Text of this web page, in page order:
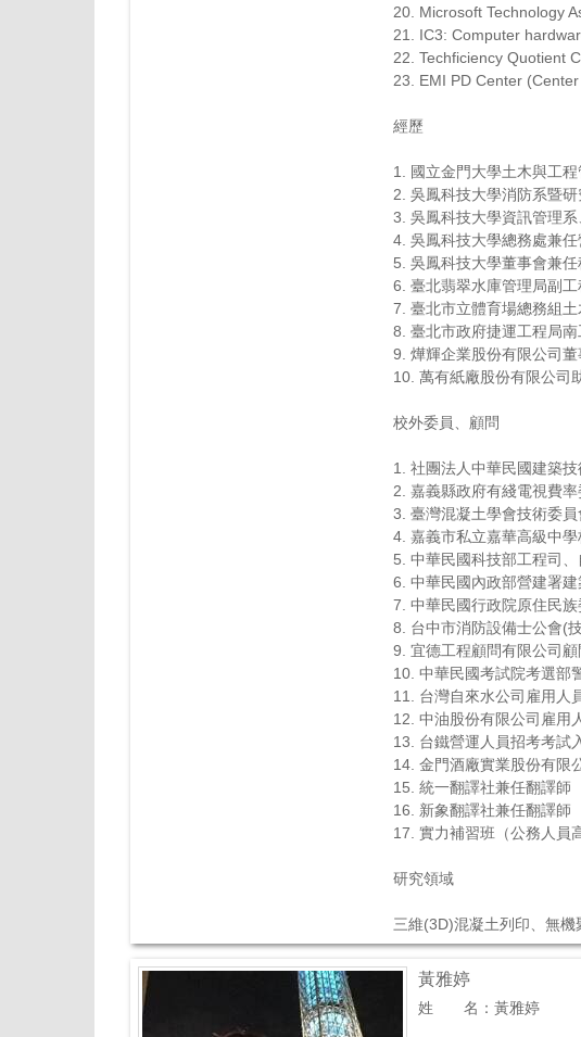
20. Microsoft Technology
21. IC3: Computer
22. Techficiency Quotient
23. EMI PD Center
經歷
1. 國立金門大學土木與工
2. 吳鳳科技大學消防系暨
3. 吳鳳科技大學資訊管理
4. 吳鳳科技大學總務處兼
5. 吳鳳科技大學董事會兼任
6. 臺北翡翠水庫管理局副工
7. 臺北市立體育場總務組
8. 臺北市政府捷運工程局
9. 燁輝企業股份有限公司
10. 萬有紙廠股份有限公司
校外委員、顧問
1. 社團法人中華民國建築
2. 嘉義縣政府有綫電視費率
3. 臺灣混凝土學會技術委員
4. 嘉義市私立嘉華高級中
5. 中華民國科技部工程司
6. 中華民國內政部營建署
7. 中華民國行政院原住民
8. 台中市消防設備士公會(
9. 宜德工程顧問有限公司顧
10. 中華民國考試院考選部
11. 台灣自來水公司雇用人
12. 中油股份有限公司雇用
13. 台鐵營運人員招考考試
14. 金門酒廠實業股份有限
15. 統一翻譯社兼任翻譯師
16. 新象翻譯社兼任翻譯師
17. 實力補習班（公務人員
研究領域
三維(3D)混凝土列印、無機
黃雅婷
姓 名：黃雅婷